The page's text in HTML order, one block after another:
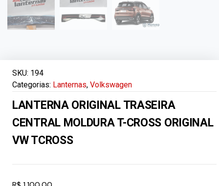
SKU: 194
Categorias: Lanternas, Volkswagen
LANTERNA ORIGINAL TRASEIRA
CENTRAL MOLDURA T-CROSS ORIGINAL
VW TCROSS